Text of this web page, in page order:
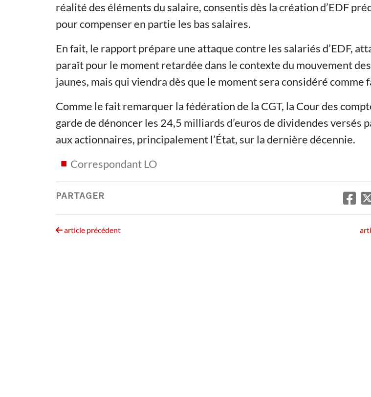
réalité des éléments du salaire, consentis dès la création d’EDF
pour compenser en partie les bas salaires.
En fait, le rapport prépare une attaque contre les salariés d’EDF,
paraît pour le moment retardée dans le contexte du mouvement
jaunes, mais qui viendra dès que le moment sera considéré comme
Comme le fait remarquer la fédération de la CGT, la Cour des
garde de dénoncer les 24,5 milliards d’euros de dividendes versés
aux actionnaires, principalement l’État, sur la dernière décennie.
Correspondant LO
PARTAGER
article précédent